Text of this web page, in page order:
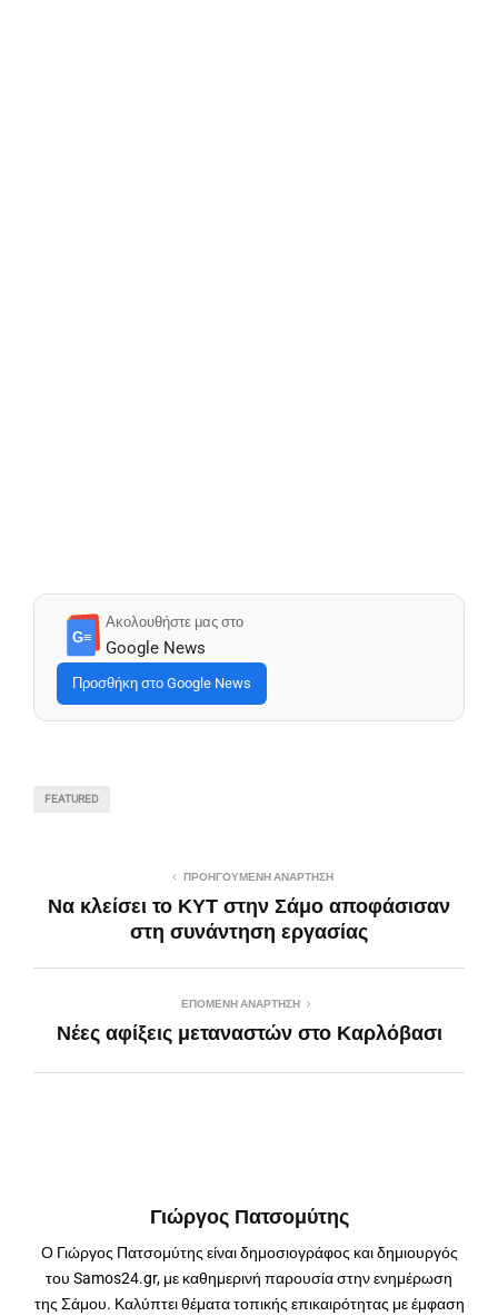
G≡
Ακολουθήστε μας στο
Google News
Προσθήκη στο Google News
FEATURED
ΠΡΟΗΓΟΎΜΕΝΗ ΑΝΆΡΤΗΣΗ
Να κλείσει το ΚΥΤ στην Σάμο αποφάσισαν
στη συνάντηση εργασίας
ΕΠΌΜΕΝΗ ΑΝΆΡΤΗΣΗ
Νέες αφίξεις μεταναστών στο Καρλόβασι
Γιώργος Πατσομύτης
Ο Γιώργος Πατσομύτης είναι δημοσιογράφος και δημιουργός
του Samos24.gr, με καθημερινή παρουσία στην ενημέρωση
της Σάμου. Καλύπτει θέματα τοπικής επικαιρότητας με έμφαση